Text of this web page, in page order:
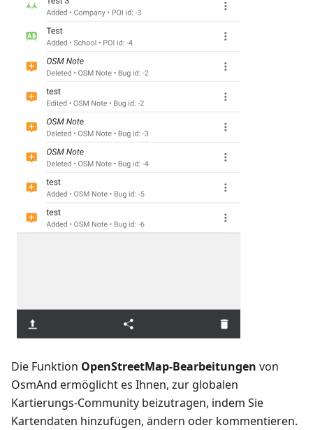
Die Funktion OpenStreetMap-Bearbeitungen von
OsmAnd ermöglicht es Ihnen, zur globalen
Kartierungs-Community beizutragen, indem Sie
Kartendaten hinzufügen, ändern oder kommentieren.